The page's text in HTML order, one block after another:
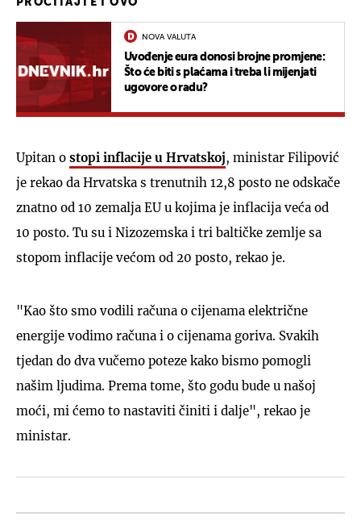
PROČITAJTE I OVO
NOVA VALUTA
Uvođenje eura donosi brojne promjene:
Što će biti s plaćama i treba li mijenjati
ugovore o radu?
Upitan o stopi inflacije u Hrvatskoj, ministar Filipović
je rekao da Hrvatska s trenutnih 12,8 posto ne odskače
znatno od 10 zemalja EU u kojima je inflacija veća od
10 posto. Tu su i Nizozemska i tri baltičke zemlje sa
stopom inflacije većom od 20 posto, rekao je.
"Kao što smo vodili računa o cijenama električne
energije vodimo računa i o cijenama goriva. Svakih
tjedan do dva vučemo poteze kako bismo pomogli
našim ljudima. Prema tome, što godu bude u našoj
moći, mi ćemo to nastaviti činiti i dalje", rekao je
ministar.